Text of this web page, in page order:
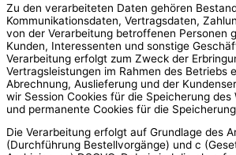
Zu den verarbeiteten Daten gehören
Kommunikationsdaten, Vertragsdaten,
von der Verarbeitung betroffenen Personen
Kunden, Interessenten und sonstige
Verarbeitung erfolgt zum Zweck der
Vertragsleistungen im Rahmen des Betriebs
Abrechnung, Auslieferung und der
wir Session Cookies für die Speicherung des
und permanente Cookies für die
Die Verarbeitung erfolgt auf Grundlage des
(Durchführung Bestellvorgänge) und c